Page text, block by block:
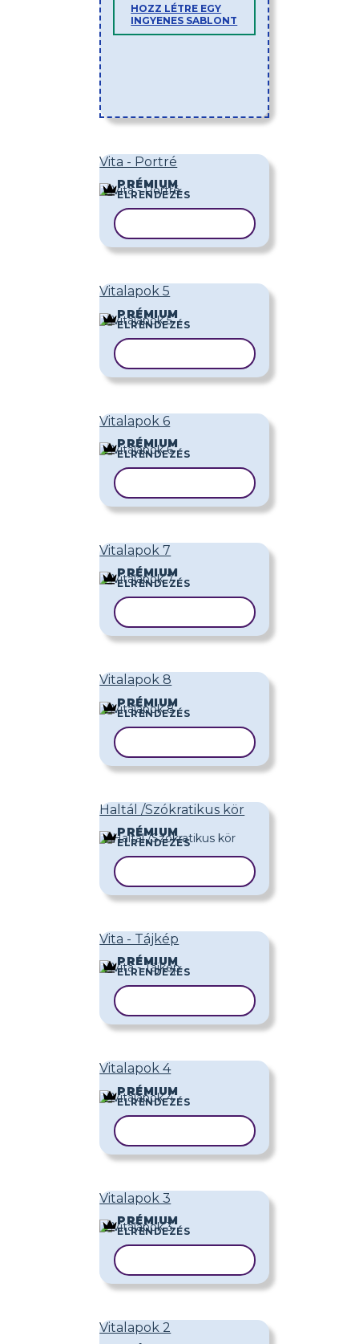
HOZZ LÉTRE EGY
INGYENES SABLONT
Vita - Portré
PRÉMIUM
ELRENDEZÉS
Vitalapok 5
PRÉMIUM
ELRENDEZÉS
Vitalapok 6
PRÉMIUM
ELRENDEZÉS
Vitalapok 7
PRÉMIUM
ELRENDEZÉS
Vitalapok 8
PRÉMIUM
ELRENDEZÉS
Haltál /Szókratikus kör
PRÉMIUM
ELRENDEZÉS
Vita - Tájkép
PRÉMIUM
ELRENDEZÉS
Vitalapok 4
PRÉMIUM
ELRENDEZÉS
Vitalapok 3
PRÉMIUM
ELRENDEZÉS
Vitalapok 2